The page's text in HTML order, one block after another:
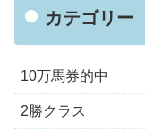
カテゴリー
10万馬券的中
2勝クラス